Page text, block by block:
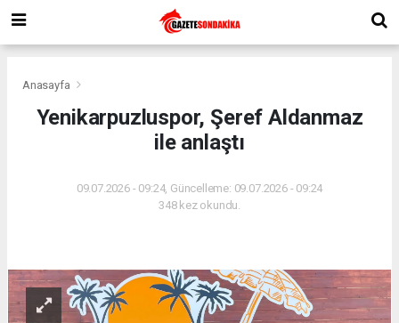
Anasayfa
Yenikarpuzluspor, Şeref Aldanmaz
ile anlaştı
09.07.2026 - 09:24, Güncelleme: 09.07.2026 - 09:24
348 kez okundu.